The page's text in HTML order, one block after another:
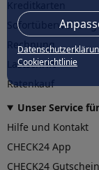
Cookierichtlinie
Sofortüberweisung
Rechnung
Lastschrift
Ratenkauf
Unser Service
Hilfe und Kontakt
CHECK24 App
CHECK24